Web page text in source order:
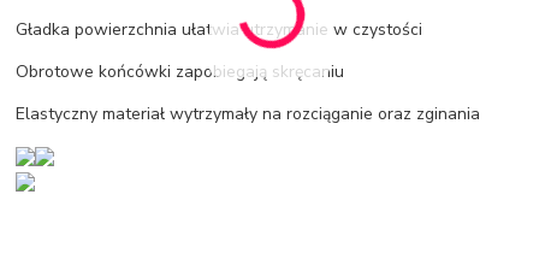
Gładka powierzchnia ułatwia utrzymanie w czystości
Obrotowe końcówki zapobiegają skręcaniu
Elastyczny materiał wytrzymały na rozciąganie oraz zginania